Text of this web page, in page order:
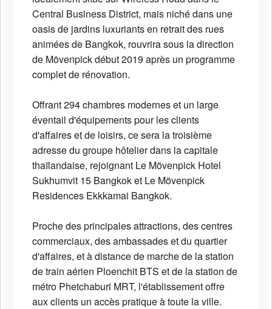
Central Business District, mais niché dans une
oasis de jardins luxuriants en retrait des rues
animées de Bangkok, rouvrira sous la direction
de Mövenpick début 2019 après un programme
complet de rénovation.
Offrant 294 chambres modernes et un large
éventail d'équipements pour les clients
d'affaires et de loisirs, ce sera la troisième
adresse du groupe hôtelier dans la capitale
thaïlandaise, rejoignant Le Mövenpick Hotel
Sukhumvit 15 Bangkok et Le Mövenpick
Residences Ekkkamai Bangkok.
Proche des principales attractions, des centres
commerciaux, des ambassades et du quartier
d'affaires, et à distance de marche de la station
de train aérien Ploenchit BTS et de la station de
métro Phetchaburi MRT, l'établissement offre
aux clients un accès pratique à toute la ville.